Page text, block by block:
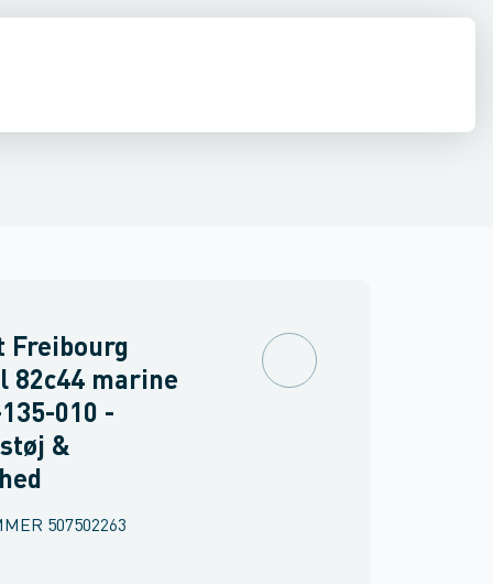
Freibourg
82c44 marine
010 -
&
507502263